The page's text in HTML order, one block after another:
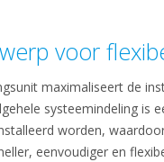
voor
maximaliseert de
systeemindeling is
worden,
eenvoudiger en